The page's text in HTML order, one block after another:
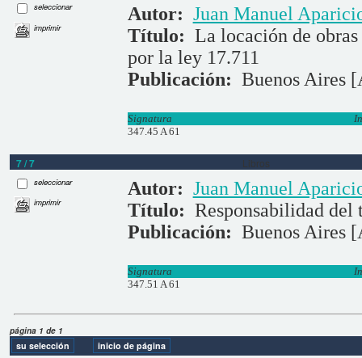
seleccionar
imprimir
Autor: Juan Manuel
Título: La locación de
por la ley 17.711
Publicación: Buenos Aires
Signatura
347.45 A 61
7 / 7 Libros
seleccionar
imprimir
Autor: Juan Manuel
Título: Responsabilidad del
Publicación: Buenos Aires
Signatura
347.51 A 61
página 1 de 1